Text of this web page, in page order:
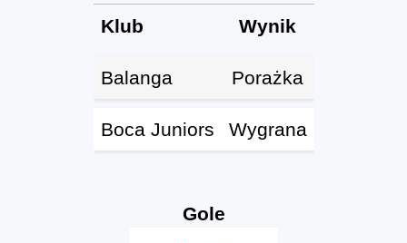
Klub Wynik
Balanga Porażka
Boca Juniors Wygrana
Gole